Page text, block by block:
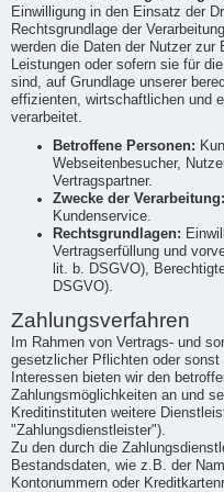
Einwilligung in den Einsatz der
Rechtsgrundlage der
werden die Daten der Nutzer zur
Leistungen oder sofern sie für
sind, auf Grundlage unserer
effizienten, wirtschaftlichen und
verarbeitet.
Betroffene Personen:
Webseitenbesucher,
Vertragspartner.
Zwecke der Verarbeitung:
Kundenservice.
Rechtsgrundlagen:
Vertragserfüllung und
lit. b. DSGVO),
DSGVO).
Zahlungsverfahren
Im Rahmen von Vertrags- und
gesetzlicher Pflichten oder
Interessen bieten wir den
Zahlungsmöglichkeiten an und
Kreditinstituten weitere
"Zahlungsdienstleister").
Zu den durch die
Bestandsdaten, wie z.B. der
Kontonummern oder